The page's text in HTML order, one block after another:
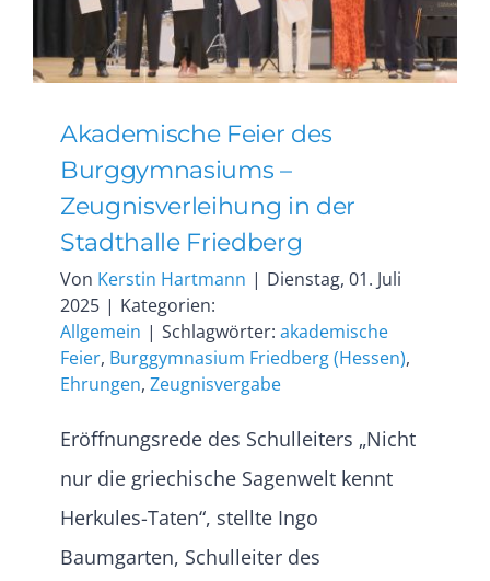
Akademische Feier des
Burggymnasiums –
Zeugnisverleihung in der
Stadthalle Friedberg
Von Kerstin Hartmann | Dienstag, 01. Juli
2025 | Kategorien:
Allgemein | Schlagwörter: akademische
Feier, Burggymnasium Friedberg (Hessen),
Ehrungen, Zeugnisvergabe
Eröffnungsrede des Schulleiters „Nicht
nur die griechische Sagenwelt kennt
Herkules-Taten“, stellte Ingo
Baumgarten, Schulleiter des